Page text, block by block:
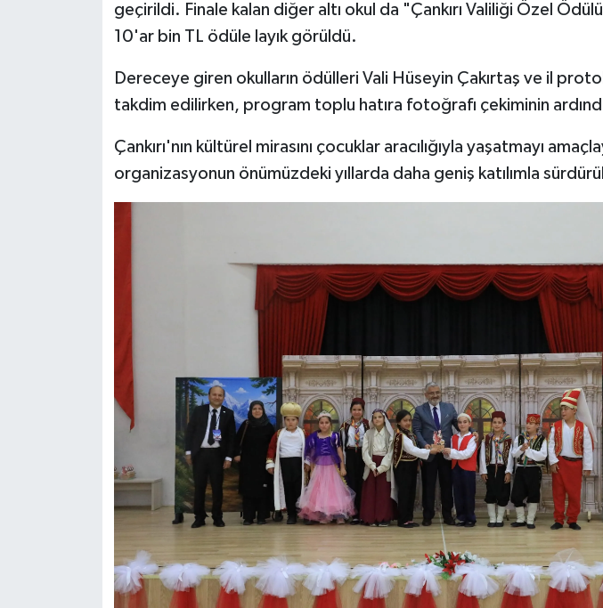
geçirildi. Finale kalan diğer altı okul da "Çankırı Valiliği Özel
10'ar bin TL ödüle layık görüldü.
Dereceye giren okulların ödülleri Vali Hüseyin Çakırtaş ve il
takdim edilirken, program toplu hatıra fotoğrafı çekiminin
Çankırı'nın kültürel mirasını çocuklar aracılığıyla yaşatmayı
organizasyonun önümüzdeki yıllarda daha geniş katılımla